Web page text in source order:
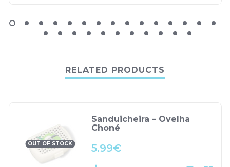
RELATED PRODUCTS
OUT OF STOCK
Sanduicheira – Ovelha
Choné
5.99€